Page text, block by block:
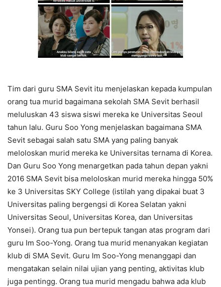
Tim dari guru SMA Sevit itu menjelaskan kepada kumpulan
orang tua murid bagaimana sekolah SMA Sevit berhasil
meluluskan 43 siswa siswi mereka ke Universitas Seoul
tahun lalu. Guru Soo Yong menjelaskan bagaimana SMA
Sevit sebagai salah satu SMA yang paling banyak
meloloskan murid mereka ke Universitas ternama di Korea.
Dan Guru Soo Yong menargetkan pada tahun depan yakni
2016 SMA Sevit bisa meloloskan murid mereka hingga 50%
ke 3 Universitas SKY College (istilah yang dipakai buat 3
Universitas paling bergengsi di Korea Selatan yakni
Universitas Seoul, Universitas Korea, dan Universitas
Yonsei). Orang tua pun bertepuk tangan atas program dari
guru Im Soo-Yong. Orang tua murid menanyakan kegiatan
klub di SMA Sevit. Guru Im Soo-Yong menanggapi dan
mengatakan selain nilai ujian yang penting, aktivitas klub
juga pentingg. Orang tua murid mengadu bahwa ada klub